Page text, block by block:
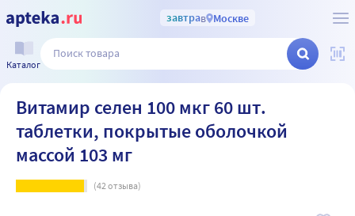
завтрав Москве
Каталог
Витамир селен 100 мкг 60 шт.
таблетки, покрытые оболочкой
массой 103 мг
(42отзыва)